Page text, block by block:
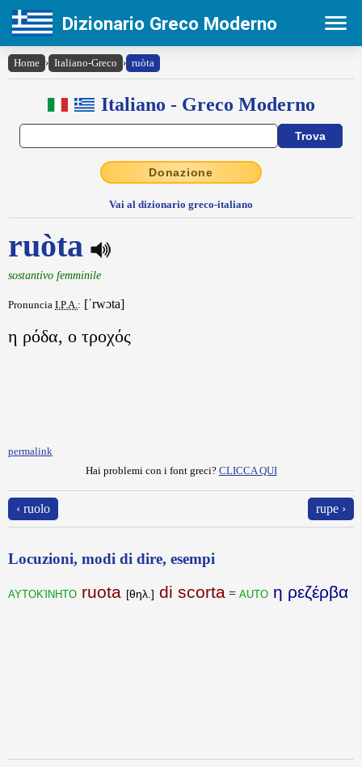
Dizionario Greco Moderno
Home › Italiano-Greco › ruòta
Italiano - Greco Moderno
Donazione
Vai al dizionario greco-italiano
ruòta
sostantivo femminile
Pronuncia I.P.A.: [ˈrwɔta]
η ρόδα, ο τροχός
permalink
Hai problemi con i font greci? CLICCA QUI
‹ ruolo rupe ›
Locuzioni, modi di dire, esempi
αυτοκίνητο ruota [θηλ.] di scorta = auto η ρεζέρβα